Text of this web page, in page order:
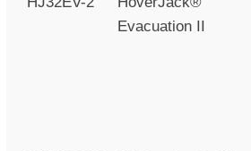
Evacuation II